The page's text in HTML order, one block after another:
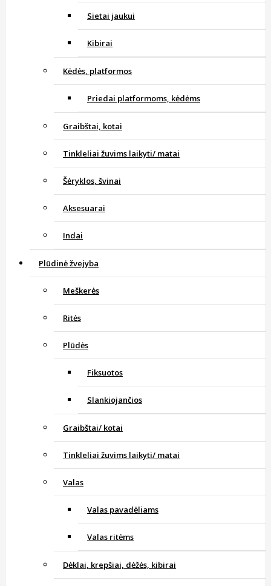
Sietai jaukui
Kibirai
Kėdės, platformos
Priedai platformoms, kėdėms
Graibštai, kotai
Tinkleliai žuvims laikyti/ matai
Šėryklos, švinai
Aksesuarai
Indai
Plūdinė žvejyba
Meškerės
Ritės
Plūdės
Fiksuotos
Slankiojančios
Graibštai/ kotai
Tinkleliai žuvims laikyti/ matai
Valas
Valas pavadėliams
Valas ritėms
Dėklai, krepšiai, dėžės, kibirai